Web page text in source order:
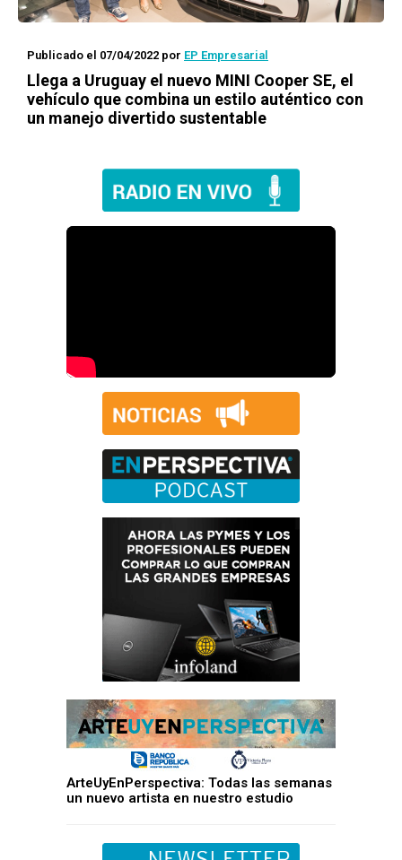
Publicado el 07/04/2022 por EP Empresarial
Llega a Uruguay el nuevo MINI Cooper SE, el
vehículo que combina un estilo auténtico con
un manejo divertido sustentable
ArteUyEnPerspectiva: Todas las semanas
un nuevo artista en nuestro estudio